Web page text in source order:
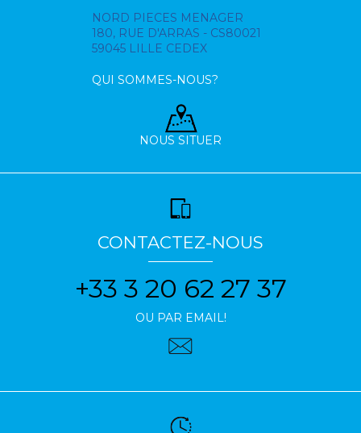
NORD PIECES MENAGER
180, RUE D'ARRAS - CS80021
59045 LILLE CEDEX
QUI SOMMES-NOUS?
NOUS SITUER
CONTACTEZ-NOUS
+33 3 20 62 27 37
OU PAR EMAIL!